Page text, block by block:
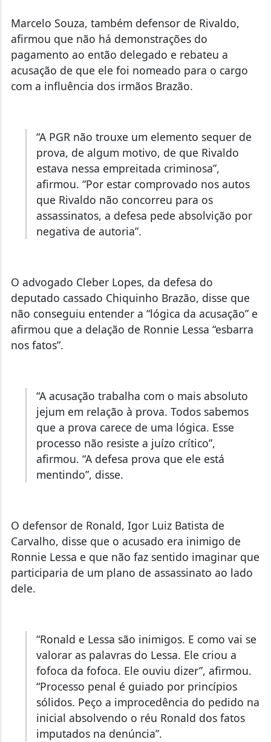
Marcelo Souza, também defensor de Rivaldo,
afirmou que não há demonstrações do
pagamento ao então delegado e rebateu a
acusação de que ele foi nomeado para o cargo
com a influência dos irmãos Brazão.
“A PGR não trouxe um elemento sequer de
prova, de algum motivo, de que Rivaldo
estava nessa empreitada criminosa”,
afirmou. “Por estar comprovado nos autos
que Rivaldo não concorreu para os
assassinatos, a defesa pede absolvição por
negativa de autoria”.
O advogado Cleber Lopes, da defesa do
deputado cassado Chiquinho Brazão, disse que
não conseguiu entender a “lógica da acusação” e
afirmou que a delação de Ronnie Lessa “esbarra
nos fatos”.
“A acusação trabalha com o mais absoluto
jejum em relação à prova. Todos sabemos
que a prova carece de uma lógica. Esse
processo não resiste a juízo crítico”,
afirmou. “A defesa prova que ele está
mentindo”, disse.
O defensor de Ronald, Igor Luiz Batista de
Carvalho, disse que o acusado era inimigo de
Ronnie Lessa e que não faz sentido imaginar que
participaria de um plano de assassinato ao lado
dele.
“Ronald e Lessa são inimigos. E como vai se
valorar as palavras do Lessa. Ele criou a
fofoca da fofoca. Ele ouviu dizer”, afirmou.
“Processo penal é guiado por princípios
sólidos. Peço a improcedência do pedido na
inicial absolvendo o réu Ronald dos fatos
imputados na denúncia”.